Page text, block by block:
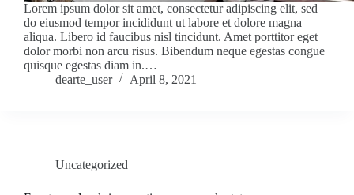
Lorem ipsum dolor sit amet, consectetur adipiscing elit, sed
do eiusmod tempor incididunt ut labore et dolore magna
aliqua. Libero id faucibus nisl tincidunt. Amet porttitor eget
dolor morbi non arcu risus. Bibendum neque egestas congue
quisque egestas diam in.…
dearte_user
April 8, 2021
Uncategorized